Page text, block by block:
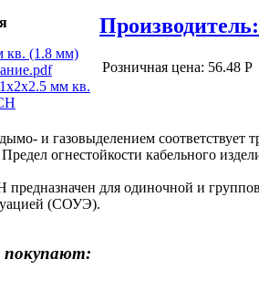
(1.8 мм)
мм кв.
Розничная цена: 56.48 Р
и газовыделением соответствует
огнестойкости кабельного
предназначен для одиночной и
(СОУЭ).